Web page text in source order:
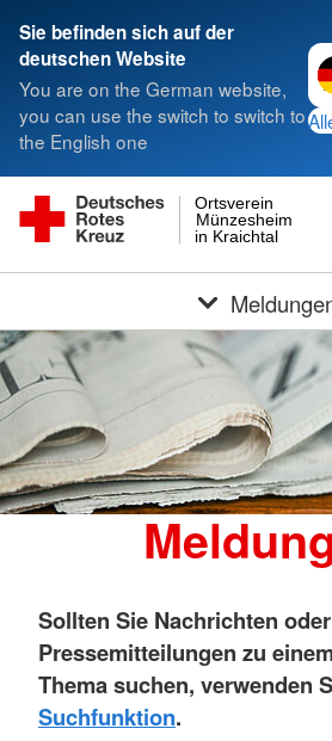
Sie befinden sich auf der
deutschen Website
You are on the German website,
you can use the switch to switch to
the English one
in Kraichtal
Münzesheim
Ortsverein
Sollten Sie Nachrichten oder
Pressemitteilungen zu
Thema suchen, verwenden
Suchfunktion.